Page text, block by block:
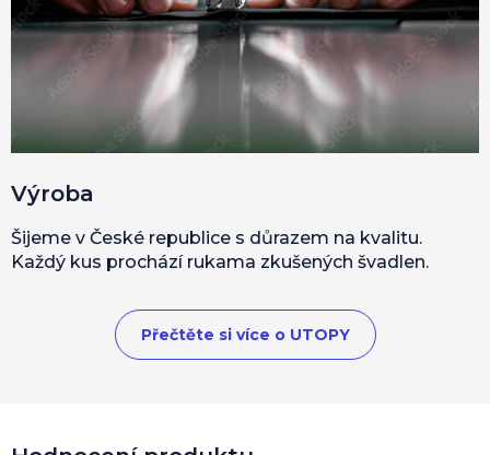
Výroba
Šijeme v České republice s důrazem na kvalitu.
Každý kus prochází rukama zkušených švadlen.
Přečtěte si více o UTOPY